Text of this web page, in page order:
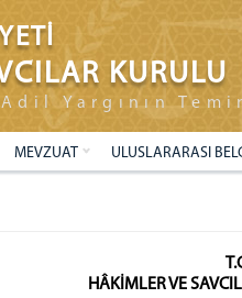
KURULU
Yargının
MEVZUAT ULUSLARARASI
HÂKİMLER VE